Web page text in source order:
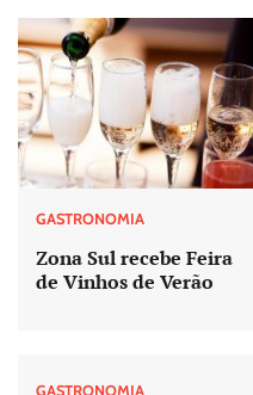
GASTRONOMIA
Zona Sul recebe Feira
de Vinhos de Verão
GASTRONOMIA